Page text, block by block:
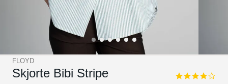
FLOYD
Skjorte Bibi Stripe
4.0